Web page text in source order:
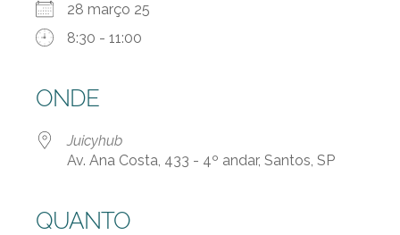
28 março 25
8:30 - 11:00
ONDE
Juicyhub
Av. Ana Costa, 433 - 4º andar, Santos, SP
QUANTO